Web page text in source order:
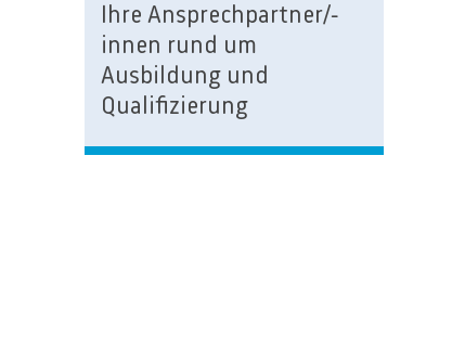
Ihre Ansprechpartner/-
innen rund um
Ausbildung und
Qualifizierung